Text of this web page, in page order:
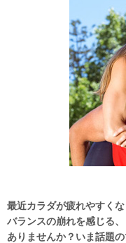
最近カラダが疲れやすく
バランスの崩れを感じる
ありませんか？いま話題